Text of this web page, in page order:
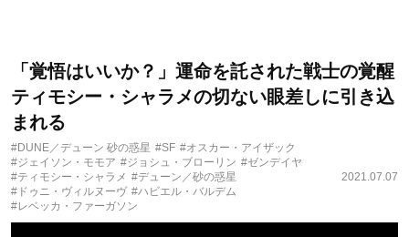
「覚悟はいいか？」運命を託された戦士の覚醒
ティモシー・シャラメの切ない眼差しに引き込
まれる
#DUNE／デューン 砂の惑星 #SF #オスカー・アイザック
#ジェイソン・モモア #ジョシュ・ブローリン #ゼンデイヤ
#ティモシー・シャラメ #デューン／砂の惑星
#ドゥニ・ヴィルヌーヴ #ハビエル・バルデム
#レベッカ・ファーガソン
2021.07.07